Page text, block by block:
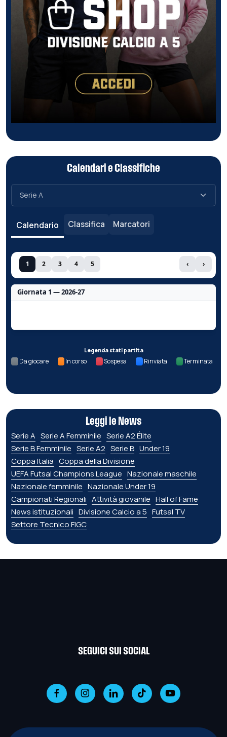
Calendari e Classifiche
Calendario Classifica Marcatori
1 2 3 4 5 ‹ ›
Giornata 1 — 2026-27
Legenda stati partita
Da giocare In corso Sospesa Rinviata Terminata
Leggi le News
Serie A Serie A Femminile Serie A2 Élite
Serie B Femminile Serie A2 Serie B Under 19
Coppa Italia Coppa della Divisione
UEFA Futsal Champions League Nazionale maschile
Nazionale femminile Nazionale Under 19
Campionati Regionali Attività giovanile Hall of Fame
News istituzionali Divisione Calcio a 5 Futsal TV
Settore Tecnico FIGC
SEGUICI SUI SOCIAL